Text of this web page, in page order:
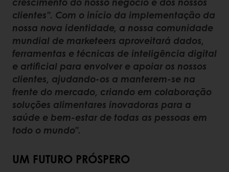
clientes". Com o início da implementação da
nossa nova identidade, a nossa comunidade
mundial de marketeers aproveitará dados,
ferramentas e técnicas de inteligência digital
e artificial para envolver e apoiar os nossos
clientes, ajudando-os a manterem-se na
frente do mercado, criando em colaboração
soluções alimentares inovadoras para a
saúde e bem-estar de todas as pessoas em
todo o mundo".
UM FUTURO PRÓSPERO